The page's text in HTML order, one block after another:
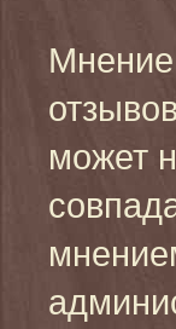
Мнение
может